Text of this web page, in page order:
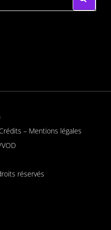
Crédits – Mentions légales
réservés